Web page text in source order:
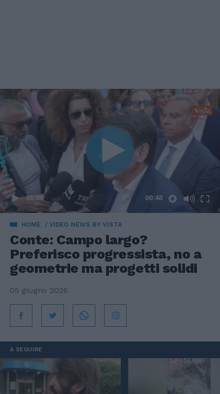
00:00 00:48
HOME VIDEO NEWS BY VISTA
Conte: Campo largo?
Preferisco progressista, no a
geometrie ma progetti solidi
05 giugno 2026
A SEGUIRE